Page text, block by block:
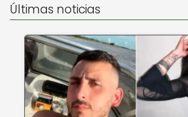
Últimas noticias